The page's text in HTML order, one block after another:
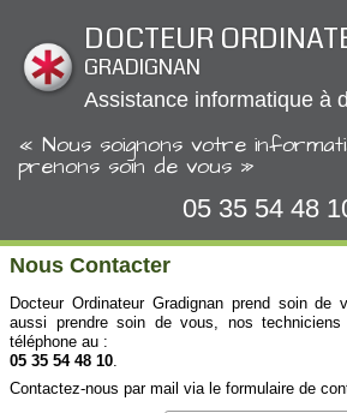
DOCTEUR
GRADIGNAN
Assistance informatique à
« Nous soignons votre
prenons soin de vous »
05 35 54 48
Nous Contacter
Docteur Ordinateur Gradignan prend soin de
aussi prendre soin de vous, nos
téléphone au :
05 35 54 48 10.
Contactez-nous par mail via le formulaire de